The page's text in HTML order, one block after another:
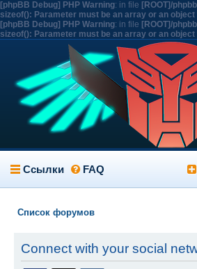
[phpBB Debug] PHP Warning: in file [ROOT]/
sizeof(): Parameter must be an array or an
[phpBB Debug] PHP Warning: in file [ROOT]/
sizeof(): Parameter must be an array or an
Ссылки FAQ
Список форумов
Connect with your social